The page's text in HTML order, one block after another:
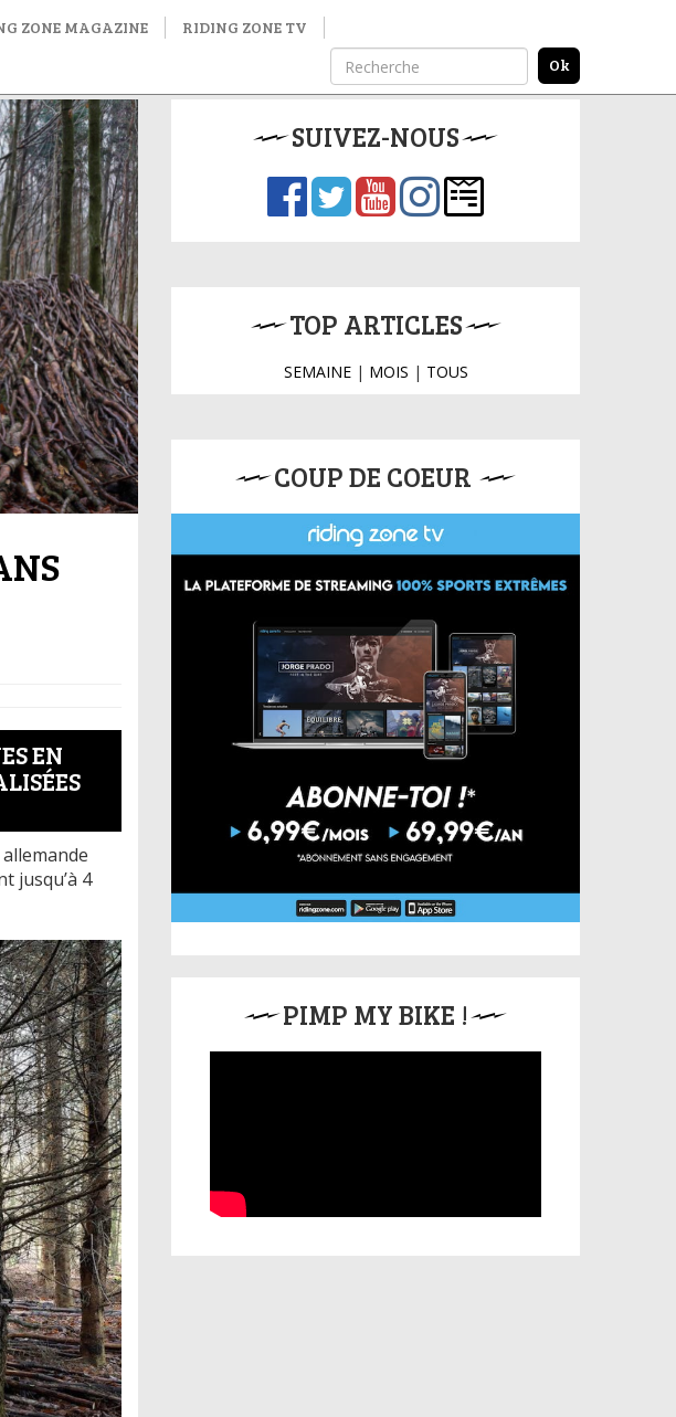
ZONE MAGAZINE RIDING ZONE TV
EN
jusqu’à 4
SUIVEZ-NOUS
TOP ARTICLES
SEMAINE| MOIS | TOUS
COUP DE COEUR
PIMP MY BIKE !